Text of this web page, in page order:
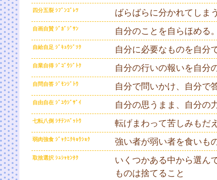
四分五裂 ｼﾌﾞﾝｺﾞﾚﾂ ばらばらに分かれてしま
自画自賛 ｼﾞｶﾞｼﾞｻﾝ 自分のことを自らほめる
自給自足 ｼﾞｷｭｳｼﾞｿｸ 自分に必要なものを自分
自業自得 ｼﾞｺﾞｳｼﾞﾄｸ 自分の行いの報いを自分
自問自答 ｼﾞﾓﾝｼﾞﾄｳ 自分で問いかけ、自分で
自由自在 ｼﾞﾕｳｼﾞｻﾞｲ 自分の思うまま、自分の
七転八倒 ｼﾁﾃﾝﾊﾞｯﾄｳ 転げまわって苦しみもだ
弱肉強食 ｼﾞｬｸﾆｸｷｮｳｼｮｸ 強い者が弱い者を食いも
取捨選択 ｼｭｼｬｾﾝﾀｸ
いくつかある中から選ん
ものは捨てること